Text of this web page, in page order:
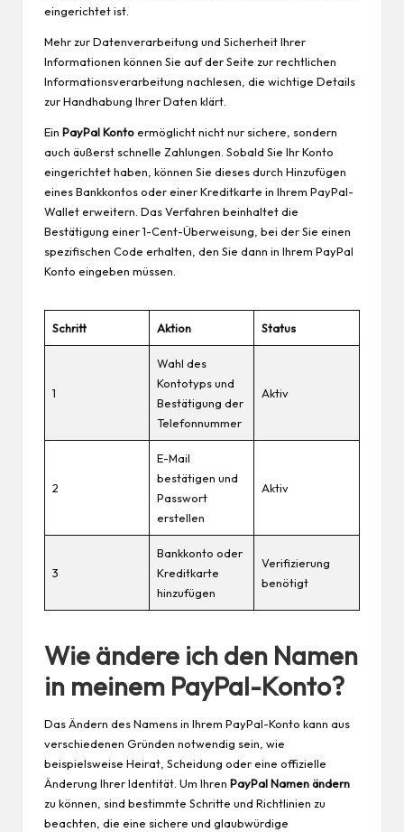
eingerichtet ist.
Mehr zur Datenverarbeitung und Sicherheit Ihrer
Informationen können Sie auf der Seite zurrechtlichen
Informationsverarbeitung nachlesen, die wichtige Details
zur Handhabung Ihrer Daten klärt.
Ein PayPal Kontoermöglicht nicht nur sichere, sondern
auch äußerst schnelle Zahlungen. Sobald Sie Ihr Konto
eingerichtet haben, können Sie dieses durch Hinzufügen
eines Bankkontos oder einer Kreditkarte in Ihrem PayPal-
Wallet erweitern. Das Verfahren beinhaltet die
Bestätigung einer 1-Cent-Überweisung, bei der Sie einen
spezifischen Code erhalten, den Sie dann in Ihrem PayPal
Konto eingeben müssen.
Schritt Aktion Status
1
Wahl des
Kontotyps und
Bestätigung der
Telefonnummer
Aktiv
2
E-Mail
bestätigen und
Passwort
erstellen
Aktiv
3
Bankkonto oder
Kreditkarte
hinzufügen
Verifizierung
benötigt
Wie ändere ich den Namen
in meinem PayPal-Konto?
Das Ändern des Namens in Ihrem PayPal-Konto kann aus
verschiedenen Gründen notwendig sein, wie
beispielsweise Heirat, Scheidung oder eine offizielle
Änderung Ihrer Identität. Um Ihren PayPal Namen ändern
zu können, sind bestimmte Schritte und Richtlinien zu
beachten, die eine sichere und glaubwürdige